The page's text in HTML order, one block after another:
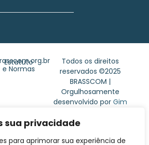
sua privacidade
para aprimorar sua experiência de
Todos os direitos
reservados ©2025
BRASSCOM |
Orgulhosamente
desenvolvido porGim
Estatuto
e Normas